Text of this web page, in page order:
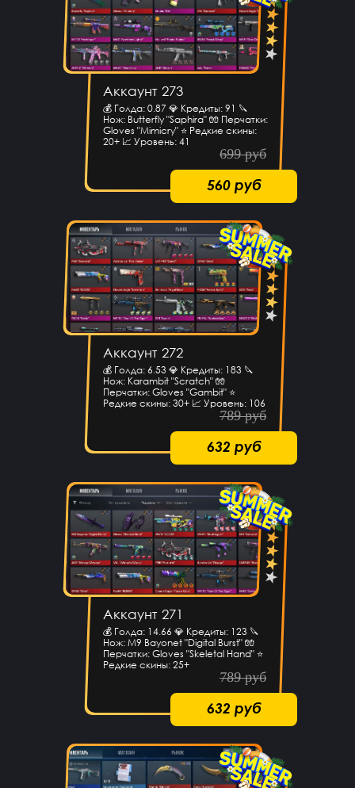
Аккаунт 273
💰 Голда: 0.87 💎 Кредиты: 91 🔪
Нож: Butterfly "Saphira" 🧤 Перчатки:
Gloves "Mimicry" ⭐️ Редкие скины:
20+ 📈 Уровень: 41
699 руб
560 руб
Аккаунт 272
💰 Голда: 6.53 💎 Кредиты: 183 🔪
Нож: Karambit "Scratch" 🧤
Перчатки: Gloves "Gambit" ⭐️
Редкие скины: 30+ 📈 Уровень: 106
789 руб
632 руб
Аккаунт 271
💰 Голда: 14.66 💎 Кредиты: 123 🔪
Нож: M9 Bayonet "Digital Burst" 🧤
Перчатки: Gloves "Skeletal Hand" ⭐️
Редкие скины: 25+
789 руб
632 руб